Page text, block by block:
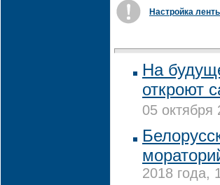
Настройка
На
откроют
05 октября
2018 года,